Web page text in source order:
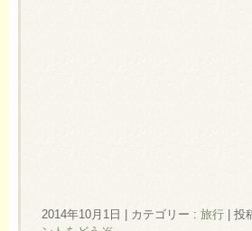
2014年10月1日 | カテゴリー : 旅行 | 投